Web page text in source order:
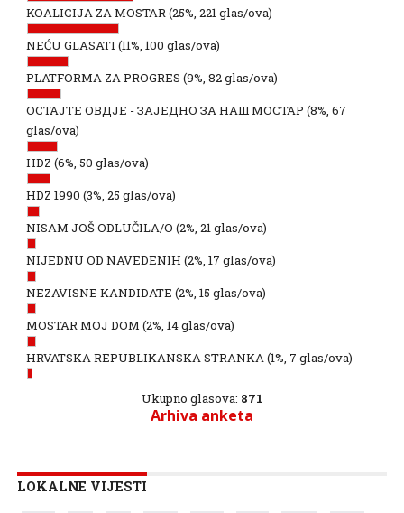
KOALICIJA ZA MOSTAR(25%, 221 glas/ova)
NEĆU GLASATI (11%, 100 glas/ova)
PLATFORMA ZA PROGRES (9%, 82 glas/ova)
ОСТАЈТЕ ОВДЈЕ - ЗАЈЕДНО ЗА НАШ МОСТАР (8%, 67
glas/ova)
HDZ (6%, 50 glas/ova)
HDZ 1990 (3%, 25 glas/ova)
NISAM JOŠ ODLUČILA/O (2%, 21 glas/ova)
NIJEDNU OD NAVEDENIH (2%, 17 glas/ova)
NEZAVISNE KANDIDATE (2%, 15 glas/ova)
MOSTAR MOJ DOM (2%, 14 glas/ova)
HRVATSKA REPUBLIKANSKA STRANKA(1%, 7 glas/ova)
Ukupno glasova: 871
Arhiva anketa
LOKALNE VIJESTI